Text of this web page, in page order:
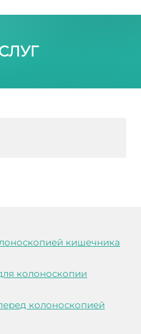
кишечника
колоноскопии
колоноскопией